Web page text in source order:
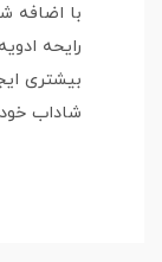
با
رایحه
بیشتری
شاداب